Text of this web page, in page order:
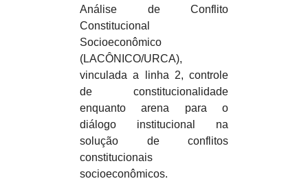
Análise de Conflito
Constitucional
Socioeconômico
(LACÔNICO/URCA),
vinculada a linha 2, controle
de constitucionalidade
enquanto arena para o
diálogo institucional na
solução de conflitos
constitucionais
socioeconômicos.